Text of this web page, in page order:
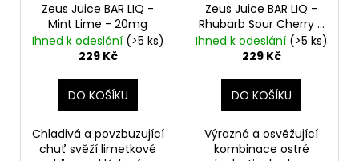
Zeus Juice BAR LIQ -
Mint Lime - 20mg
Ihned k odeslání (>5 ks)
229 Kč
DO KOŠÍKU
Chladivá a povzbuzující
chuť svěží limetkové
Zeus Juice BAR LIQ -
Rhubarb Sour Cherry -
20mgRebarbora s
třešní
Ihned k odeslání (>5 ks)
229 Kč
DO KOŠÍKU
Výrazná a osvěžující
kombinace ostré